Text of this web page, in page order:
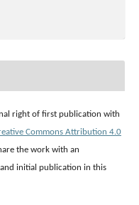
right of first publication with
Commons Attribution 4.0
the work with an
initial publication in this